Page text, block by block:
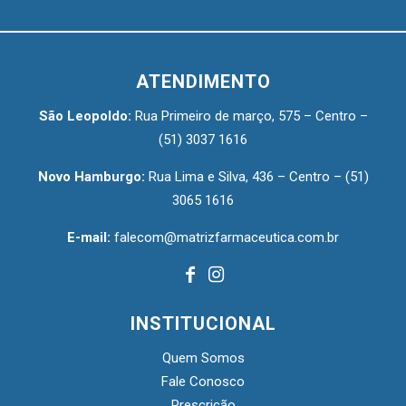
ATENDIMENTO
São Leopoldo: Rua Primeiro de março, 575 – Centro –
(51) 3037 1616
Novo Hamburgo: Rua Lima e Silva, 436 – Centro – (51)
3065 1616
E-mail: falecom@matrizfarmaceutica.com.br
INSTITUCIONAL
Quem Somos
Fale Conosco